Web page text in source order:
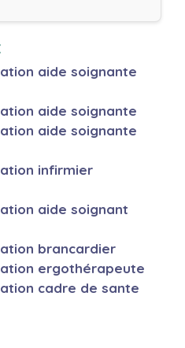
aide soignante
aide soignante
aide soignante
infirmier
aide soignant
brancardier
ergothérapeute
cadre de sante